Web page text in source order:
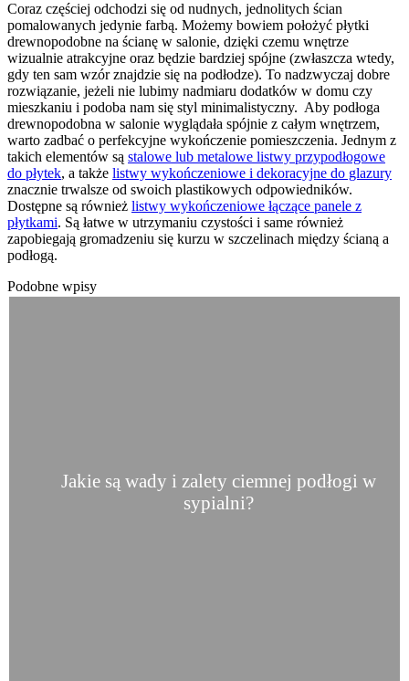
Coraz częściej odchodzi się od nudnych, jednolitych ścian
pomalowanych jedynie farbą. Możemy bowiem położyć płytki
drewnopodobne na ścianę w salonie, dzięki czemu wnętrze
wizualnie atrakcyjne oraz będzie bardziej spójne (zwłaszcza wtedy,
gdy ten sam wzór znajdzie się na podłodze). To nadzwyczaj dobre
rozwiązanie, jeżeli nie lubimy nadmiaru dodatków w domu czy
mieszkaniu i podoba nam się styl minimalistyczny. Aby podłoga
drewnopodobna w salonie wyglądała spójnie z całym wnętrzem,
warto zadbać o perfekcyjne wykończenie pomieszczenia. Jednym z
takich elementów są stalowe lub metalowe listwy przypodłogowe
do płytek, a także listwy wykończeniowe i dekoracyjne do glazury
znacznie trwalsze od swoich plastikowych odpowiedników.
Dostępne są również listwy wykończeniowe łączące panele z
płytkami. Są łatwe w utrzymaniu czystości i same również
zapobiegają gromadzeniu się kurzu w szczelinach między ścianą a
podłogą.
Podobne wpisy
Jakie są wady i zalety ciemnej podłogi w
sypialni?